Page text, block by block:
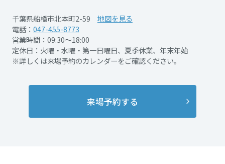
買う
分譲住宅（建売・土地）検索
分譲マンション検索
企業不動産活用（CRE）戦略
社宅建築
これから土地活用・賃貸経営をご検討の方
事業用リノベーション
ホテル・旅館リフォーム
収益不動産・投資開発事業
建築再生事業
事業用売買
事業用地・事業用建物
アフターメンテナンス
ミサワリフォーム
ニュース
MISAWAについて
ミサワホームグループ
IR情報
住まいのご相談
千葉県船橋市北本町2-59
地図を見る
電話： 047-455-8773
営業時間：09:30～18:00
定休日：火曜・水曜・第一日曜日、夏季休業、年末年始
※詳しくは来場予約のカレンダーをご確認ください。
来場予約する
秋田県